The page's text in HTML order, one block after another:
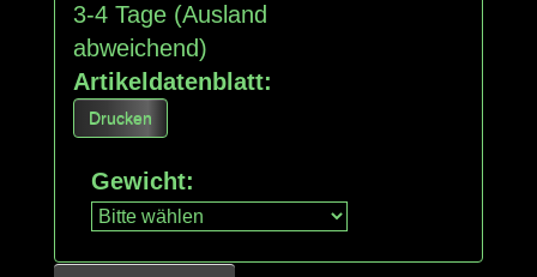
3-4 Tage (Ausland
abweichend)
Artikeldatenblatt:
Drucken
Gewicht: